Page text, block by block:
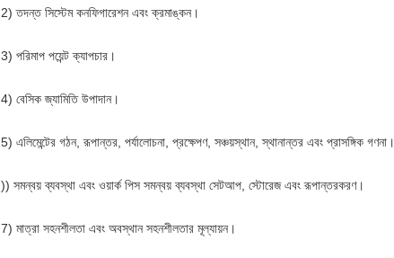
2) তদন্ত সিস্টেম কনফিগারেশন এবং ক্রমাঙ্কন।
3) পরিমাপ পয়েন্ট ক্যাপচার।
4) বেসিক জ্যামিতি উপাদান।
5) এলিমেন্টের গঠন, রূপান্তর, পর্যালোচনা, প্রক্ষেপণ, সঞ্চয়স্থান, স্থানান্তর এবং প্রাসঙ্গিক গণনা।
)) সমন্বয় ব্যবস্থা এবং ওয়ার্ক পিস সমন্বয় ব্যবস্থা সেটআপ, স্টোরেজ এবং রূপান্তরকরণ।
7) মাত্রা সহনশীলতা এবং অবস্থান সহনশীলতার মূল্যায়ন।